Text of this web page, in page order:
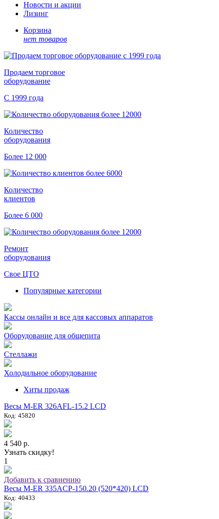
Новости и акции
Лизинг
Корзина
нет товаров
Продаем торговое
оборудование
С 1999 года
Количество
оборудования
Более 12 000
Количество
клиентов
Более 6 000
Ремонт
оборудования
Свое ЦТО
Популярные категории
Кассы онлайн и все для кассовых аппаратов
Оборудование для общепита
Стеллажи
Холодильное оборудование
Хиты продаж
Весы M-ER 326AFL-15.2 LCD
Код: 45820
4 540 р.
Узнать скидку!
1
Добавить к сравнению
Весы M-ER 335ACP-150.20 (520*420) LCD
Код: 40433